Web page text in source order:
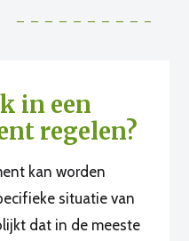
in een
regelen?
kan worden
situatie van
dat in de meeste